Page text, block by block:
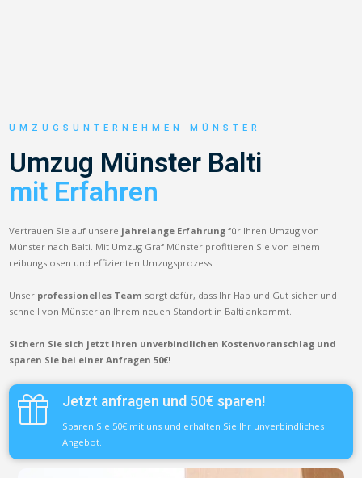
UMZUGSUNTERNEHMEN MÜNSTER
Umzug Münster Balti
mit Erfahren
Vertrauen Sie auf unsere jahrelange Erfahrung für Ihren Umzug von
Münster nach Balti. Mit Umzug Graf Münster profitieren Sie von einem
reibungslosen und effizienten Umzugsprozess.
Unser professionelles Team sorgt dafür, dass Ihr Hab und Gut sicher und
schnell von Münster an Ihrem neuen Standort in Balti ankommt.
Sichern Sie sich jetzt Ihren unverbindlichen Kostenvoranschlag und
sparen Sie bei einer Anfragen 50€!
Jetzt anfragen und 50€ sparen!
Sparen Sie 50€ mit uns und erhalten Sie Ihr unverbindliches
Angebot.